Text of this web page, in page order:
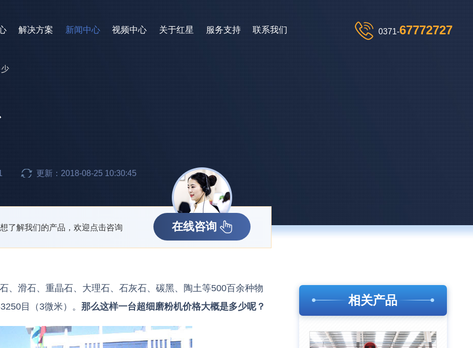
解决方案 新闻中心 视频中心 关于红星 服务支持 联系我们 0371-67772727
更新：2018-08-25 10:30:45
了解我们的产品，欢迎点击咨询 在线咨询
、滑石、重晶石、大理石、石灰石、碳黑、陶土等500百余种物
目（3微米）。那么这样一台超细磨粉机价格大概是多少呢？ 相关产品